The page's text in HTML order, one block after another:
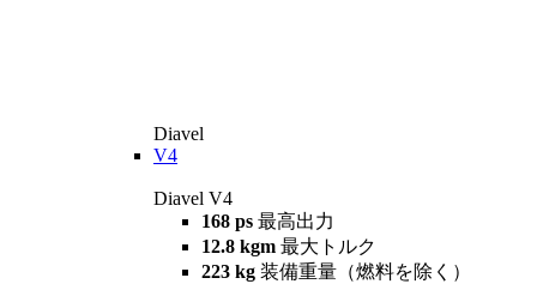
Diavel
V4
Diavel V4
168 ps 最高出力
12.8 kgm 最大トルク
223 kg 装備重量（燃料を除く）